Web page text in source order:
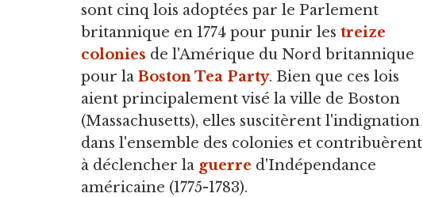
sont cinq lois adoptées par le Parlement
britannique en 1774 pour punir les treize
colonies de l'Amérique du Nord britannique
pour la Boston Tea Party. Bien que ces lois
aient principalement visé la ville de Boston
(Massachusetts), elles suscitèrent l'indignation
dans l'ensemble des colonies et contribuèrent
à déclencher la guerre d'Indépendance
américaine (1775-1783).